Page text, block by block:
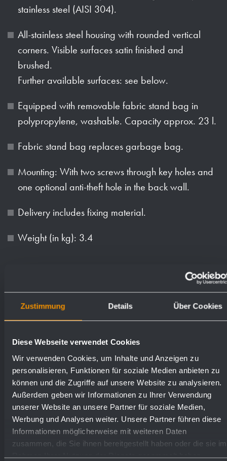
Zustimmung Details Über Cookies
Diese Webseite verwendet Cookies
Wir verwenden Cookies, um Inhalte und Anzeigen zu
personalisieren, Funktionen für soziale Medien anbieten zu
können und die Zugriffe auf unsere Website zu analysieren.
Außerdem geben wir Informationen zu Ihrer Verwendung
unserer Website an unsere Partner für soziale Medien,
Werbung und Analysen weiter. Unsere Partner führen diese
Informationen möglicherweise mit weiteren Daten
zusammen, die Sie ihnen bereitgestellt haben oder die sie im
Rahmen Ihrer Nutzung der Dienste gesammelt haben.
stainless steel (AISI 304).
All-stainless steel housing with rounded vertical
corners. Visible surfaces satin finished and
brushed.
Further available surfaces: see below.
Equipped with removable fabric stand bag in
polypropylene, washable. Capacity approx. 23 l.
Fabric stand bag replaces garbage bag.
Mounting: With two screws through key holes and
one optional anti-theft hole in the back wall.
Delivery includes fixing material.
Weight (in kg): 3.4
satin finished (standard) 727815
highly polished 731815
(coloured) plastic powder
- coating
728815